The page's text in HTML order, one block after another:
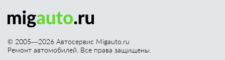
© 2005—2026 Автосервис Migauto.ru
Ремонт автомобилей. Все права защищены.